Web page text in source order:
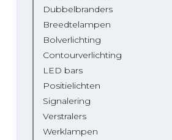
Dubbelbranders
Breedtelampen
Bolverlichting
Contourverlichting
LED bars
Positielichten
Signalering
Verstralers
Werklampen